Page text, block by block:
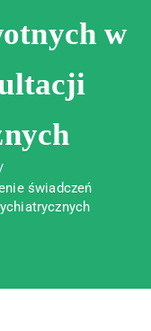
w
świadczeń